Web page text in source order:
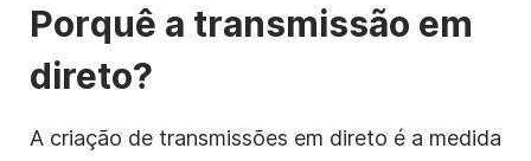
Porquê a transmissão em
direto?
A criação de transmissões em direto é a medida